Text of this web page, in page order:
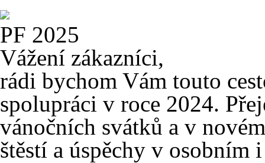
PF 2025
Vážení zákazníci,
rádi bychom Vám touto
spolupráci v roce 2024.
vánočních svátků a v
štěstí a úspěchy v osobním